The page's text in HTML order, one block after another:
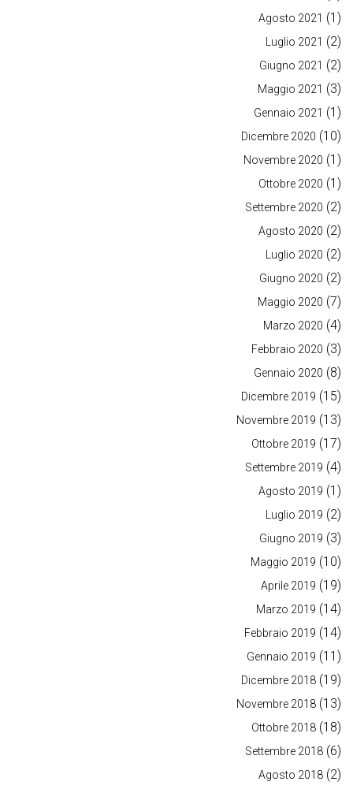
Agosto 2021 (1)
Luglio 2021 (2)
Giugno 2021 (2)
Maggio 2021 (3)
Gennaio 2021 (1)
Dicembre 2020 (10)
Novembre 2020 (1)
Ottobre 2020 (1)
Settembre 2020 (2)
Agosto 2020 (2)
Luglio 2020 (2)
Giugno 2020 (2)
Maggio 2020 (7)
Marzo 2020 (4)
Febbraio 2020 (3)
Gennaio 2020 (8)
Dicembre 2019 (15)
Novembre 2019 (13)
Ottobre 2019 (17)
Settembre 2019 (4)
Agosto 2019 (1)
Luglio 2019 (2)
Giugno 2019 (3)
Maggio 2019 (10)
Aprile 2019 (19)
Marzo 2019 (14)
Febbraio 2019 (14)
Gennaio 2019 (11)
Dicembre 2018 (19)
Novembre 2018 (13)
Ottobre 2018 (18)
Settembre 2018 (6)
Agosto 2018 (2)